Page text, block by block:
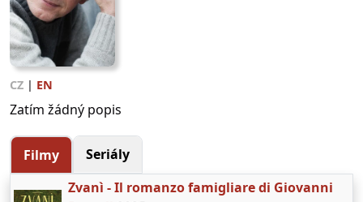
CZ | EN
Zatím žádný popis
Filmy
Seriály
Zvanì - Il romanzo famigliare di Giovanni